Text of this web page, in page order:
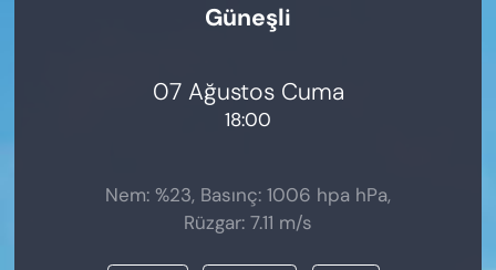
Güneşli
07 Ağustos Cuma
18:00
Nem: %23, Basınç: 1006 hpa hPa,
Rüzgar: 7.11 m/s
ÖZEL HABER